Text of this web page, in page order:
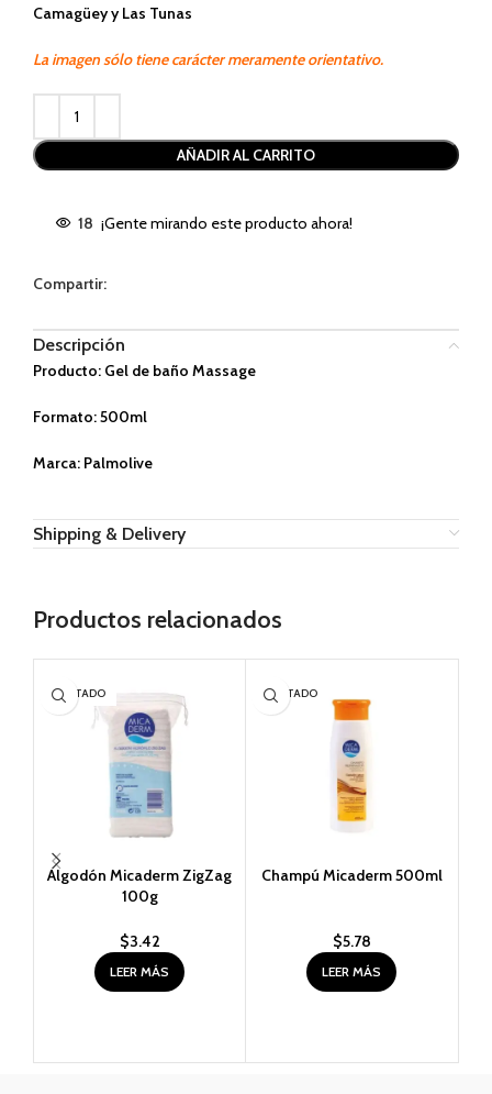
Camagüey y Las Tunas
La imagen sólo tiene carácter meramente orientativo.
AÑADIR AL CARRITO
18 ¡Gente mirando este producto ahora!
Compartir:
Descripción
Producto: Gel de baño Massage
Formato: 500ml
Marca: Palmolive
Shipping & Delivery
Productos relacionados
AGOTADO
Algodón Micaderm ZigZag
100g
$3.42
LEER MÁS
AGOTADO
Champú Micaderm 500ml
$5.78
LEER MÁS